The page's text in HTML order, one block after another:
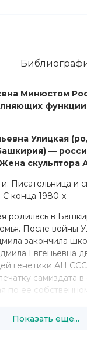
Минюстом
Улицкая
—
скульптора
Писательница и
С конца 1980-х
родилась в
После войны
закончила
Евгеньевна
генетики АН
самиздата
по ее
Камерного
Показать ещё...